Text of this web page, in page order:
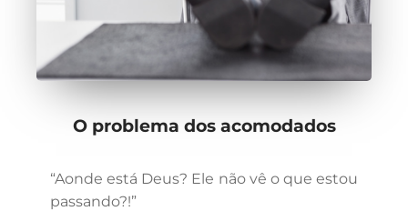
O problema dos acomodados
“Aonde está Deus? Ele não vê o que estou
passando?!”